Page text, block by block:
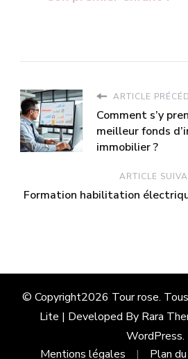
ARTICLE
Comment s’y
meilleur fonds
immobilier ?
ARTICLE
Formation habilitation
© Copyright2026 Tour rose.
Lite | Developed By Rara
WordPress.
Mentions légales
Plan